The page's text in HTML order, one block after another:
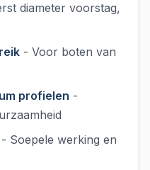
diameter voorstag,
- Voor boten van
profielen -
- Soepele werking en